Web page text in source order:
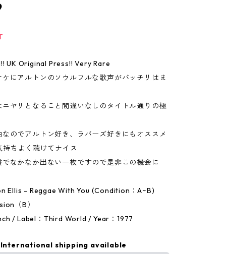
UK Original Press!! Very Rare
ケにアルトンのソウルフルな歌声がバッチリはま
ニヤリとなること間違いなしのタイトル通りの極
なのでアルトン好き、ラバーズ好きにもオススメ
持ちよく聴けてナイス
でなかなか出ない一枚ですので是非この機会に
Ellis - Reggae With You (Condition：A~B)
（B）
/ Label：Third World / Year：1977
International shipping available